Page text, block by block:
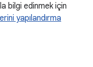
bilgi edinmek için
yapılandırma